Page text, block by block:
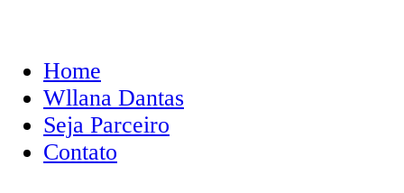
Home
Wllana Dantas
Seja Parceiro
Contato